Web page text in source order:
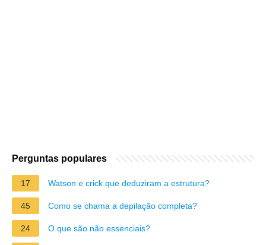
Perguntas populares
17 Watson e crick que deduziram a estrutura?
45 Como se chama a depilação completa?
24 O que são não essenciais?